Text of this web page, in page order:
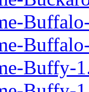
Buffy-